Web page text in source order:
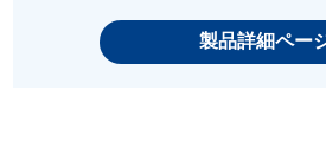
製品詳細ペー